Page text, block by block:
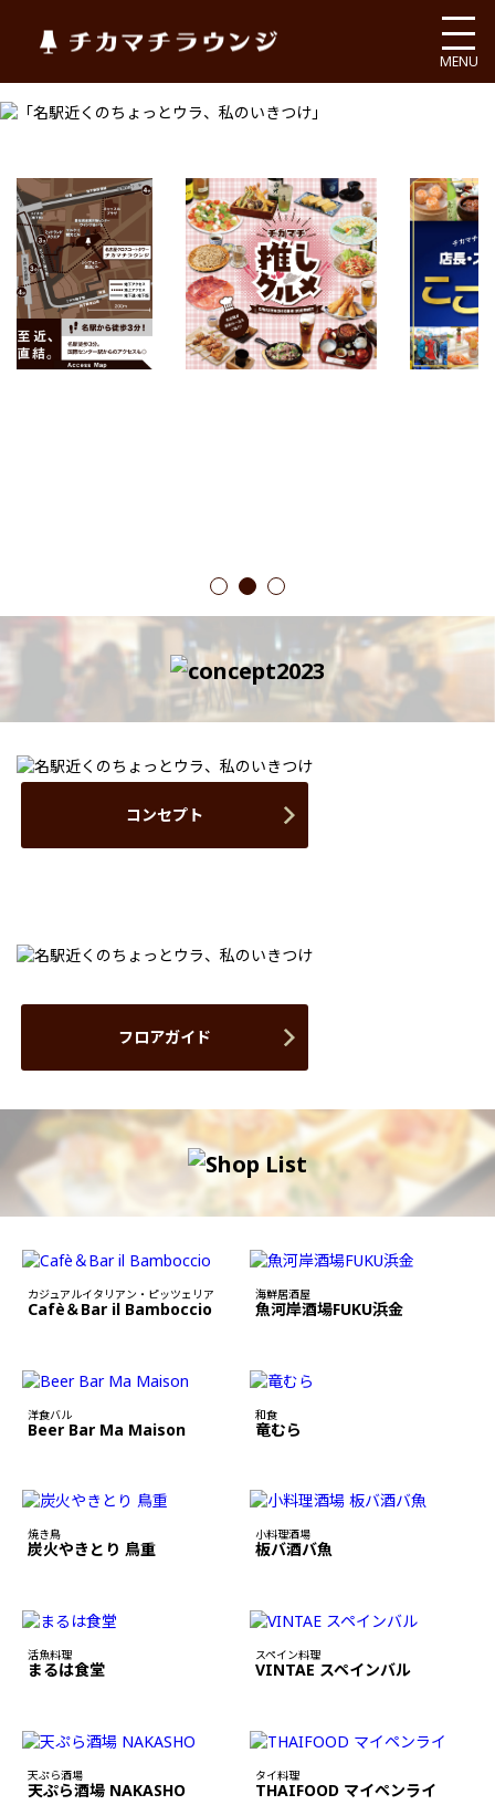
チカマチラウンジ
MENU
1 2 3
コンセプト
フロアガイド
カジュアルイタリアン・ピッツェリア
Cafè＆Bar il Bamboccio
海鮮居酒屋
魚河岸酒場FUKU浜金
洋食バル
Beer Bar Ma Maison
和食
竜むら
焼き鳥
炭火やきとり 鳥重
小料理酒場
板バ酒バ魚
活魚料理
まるは食堂
スペイン料理
VINTAE スペインバル
天ぷら酒場
天ぷら酒場 NAKASHO
タイ料理
THAIFOOD マイペンライ